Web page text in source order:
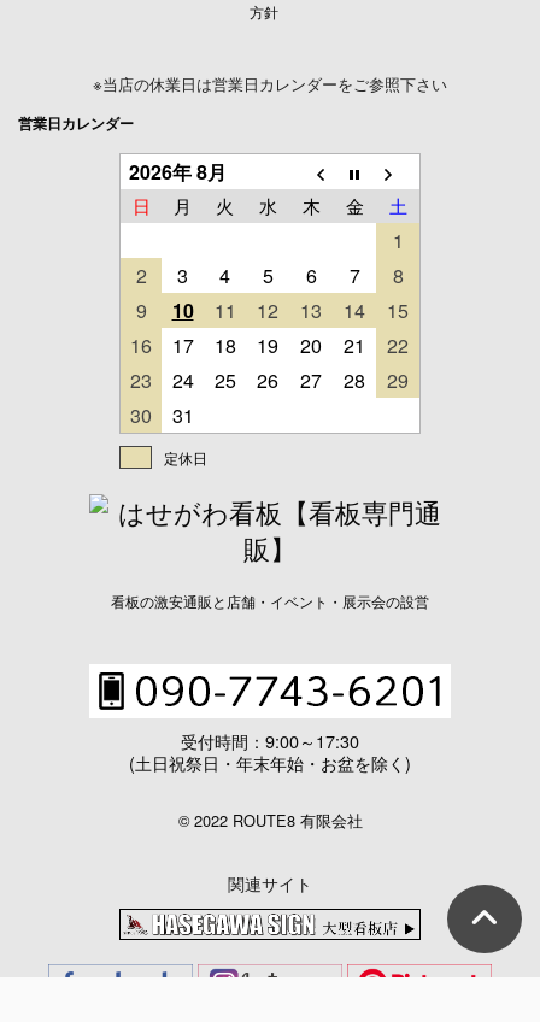
方針
※当店の休業日は営業日カレンダーをご参照下さい
営業日カレンダー
2026年 8月
日 月 火 水 木 金 土
1
2
3 4 5 6 7
8
9
10 11 12 13 14
15
16
17 18 19 20 21
22
23
24 25 26 27 28
29
30
31
定休日
看板の激安通販と店舗・イベント・展示会の設営
受付時間：9:00～17:30
(土日祝祭日・年末年始・お盆を除く)
© 2022 ROUTE8 有限会社
関連サイト